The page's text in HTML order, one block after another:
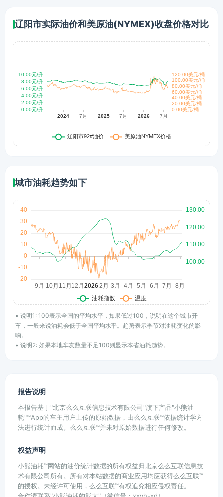
辽阳市实际油价和美原油(NYMEX)收盘价格对比
城市油耗趋势如下
• 说明1: 100表示全国的平均水平，如果低过100，说明在这个城市开
车，一般来说油耗会低于全国平均水平。趋势表示季节对油耗变化的影
响。
• 说明2: 如果本地车友数量不足100则显示本省油耗趋势。
报告说明
本报告基于"北京么么互联信息技术有限公司"旗下产品"小熊油
耗"™App的车主用户上传的原始数据，由么么互联™依据统计学方
法进行统计而成。么么互联™并未对原始数据进行任何修改。
权益声明
小熊油耗™网站的油价统计数据的所有权益归北京么么互联信息技
术有限公司所有。所有对本站数据的商业应用均应获得么么互联™
的授权。未经许可使用，么么互联™有权追究相应侵权责任。